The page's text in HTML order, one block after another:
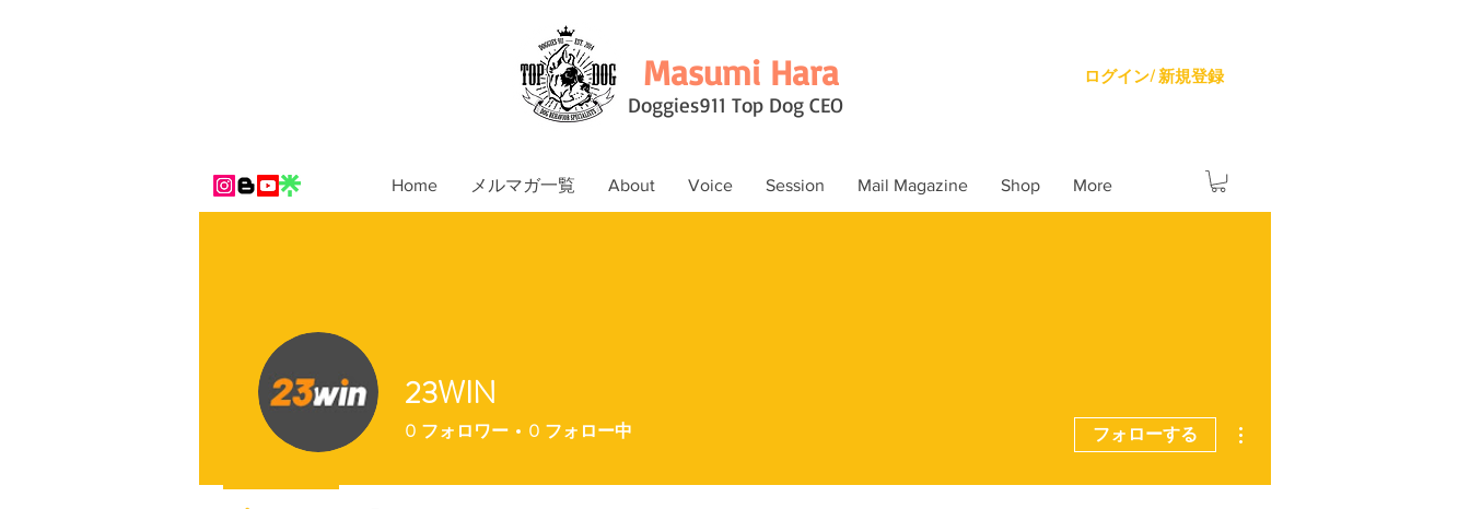
Masumi Hara
Doggies911 Top Dog CEO
ログイン/ 新規登録
Home メルマガ一覧 About Voice Session Mail Magazine Shop More
23WIN
0 フォロワー 0 フォロー中 フォローする